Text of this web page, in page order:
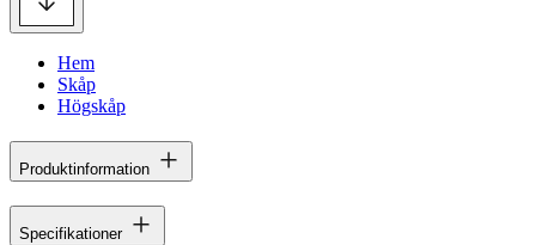
Hem
Skåp
Högskåp
Produktinformation
Specifikationer